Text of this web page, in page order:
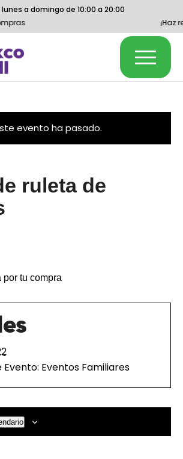
¡Haz
lunes a domingo de 10:00 a 20:00
evento ha pasado.
ruleta de
por tu compra
Eventos Familiares